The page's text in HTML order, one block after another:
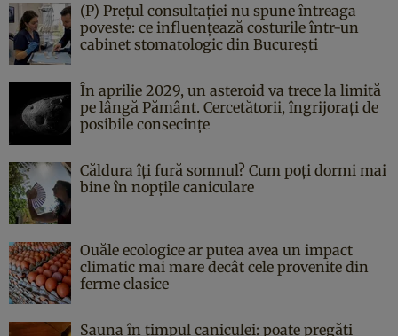
(P) Prețul consultației nu spune întreaga
poveste: ce influențează costurile într-un
cabinet stomatologic din București
În aprilie 2029, un asteroid va trece la limită
pe lângă Pământ. Cercetătorii, îngrijorați de
posibile consecințe
Căldura îți fură somnul? Cum poți dormi mai
bine în nopțile caniculare
Ouăle ecologice ar putea avea un impact
climatic mai mare decât cele provenite din
ferme clasice
Sauna în timpul caniculei: poate pregăti